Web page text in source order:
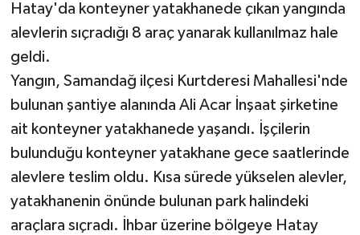
Hatay'da konteyner yatakhanede çıkan yangında
alevlerin sıçradığı 8 araç yanarak kullanılmaz hale
geldi.
Yangın, Samandağ ilçesi Kurtderesi Mahallesi'nde
bulunan şantiye alanında Ali Acar İnşaat şirketine
ait konteyner yatakhanede yaşandı. İşçilerin
bulunduğu konteyner yatakhane gece saatlerinde
alevlere teslim oldu. Kısa sürede yükselen alevler,
yatakhanenin önünde bulunan park halindeki
araçlara sıçradı. İhbar üzerine bölgeye Hatay